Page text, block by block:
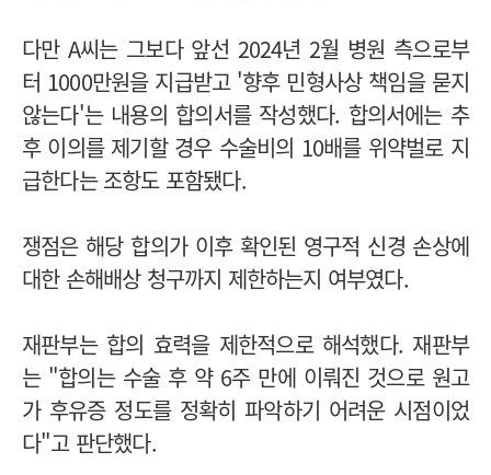
다만 A씨는 그보다 앞선 2024년 2월 병원 측으로부
터 1000만원을 지급받고 '향후 민형사상 책임을 묻지
않는다'는 내용의 합의서를 작성했다. 합의서에는 추
후 이의를 제기할 경우 수술비의 10배를 위약벌로 지
급한다는 조항도 포함됐다.
쟁점은 해당 합의가 이후 확인된 영구적 신경 손상에
대한 손해배상 청구까지 제한하는지 여부였다.
재판부는 합의 효력을 제한적으로 해석했다. 재판부
는 "합의는 수술 후 약 6주 만에 이뤄진 것으로 원고
가 후유증 정도를 정확히 파악하기 어려운 시점이었
다"고 판단했다.